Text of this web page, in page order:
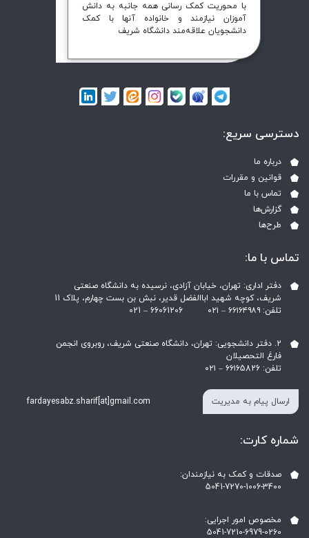
با محوریت کمک رسانی همه جانبه به دانش
آموزان نیازمند و خانواده آنها با کمک
دانشجویان علاقه‌مند دانشگاه شریف
دسترسی سریع:
درباره ما
قوانین و مقررات
تماس با ما
گزارش‌ها
طرح‌ها
تماس با ما:
دفتر اداری: تهران، خیابان آزادی، نرسیده به دانشگاه صنعتی
شریف، کوچه شهید اباالفضل قدیر، نبش بن بست چهارم، پلاک 11
تلفن: ۶۶۱۶۴۹۸۹ – ۰۲۱ ‎021 – 66061206
2. دفتر دانشجویی: تهران، دانشگاه صنعتی شریف، روبروی انجمن
فارغ التحصیلان
تلفن: ۶۶۱۶5826 – ۰۲۱
ارسال پیام به مدیریت fardayesabz.sharif[at]gmail.com
شماره کارت:
صدقات و کمک به نیازمندان:
5041-7270-1006-3400
مخصوص امور اجرایی:
5041-7210-6979-0260